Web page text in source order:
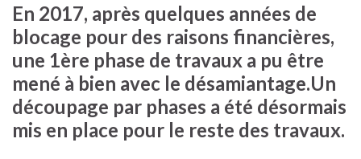
En 2017, après quelques années de
blocage pour des raisons financières,
une 1ère phase de travaux a pu être
mené à bien avec le désamiantage.Un
découpage par phases a été désormais
mis en place pour le reste des travaux.